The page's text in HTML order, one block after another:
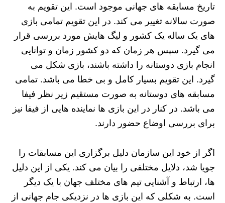
تاریخ مسابقه های جهانی موجود است. این تقویم به
صورت سالانه تغییر می کند. در این تقویم تمامی بازی
های یک ساله یک کشور و لیگ هایش مورد بررسی قرار
می گیرد. سپس هر زمان که دو کشور زمان و توانایی
انجام بازی دوستانه را داشته باشند، بازی شکل می
گیرد. این تقویم بسیار کامل و بی خطا می باشد. تمامی
مسابقه های دوستانه به صورت مستقیم زیر نظر فیفا
می باشد. در کنار در این بازی ها نماینده هایی از فیفا نیز
برای بررسی اوضاع حضور دارند.
اگر از خود این سازمان دلیل برگزاری این مسابقات را
جویا شد، دلایل مختلفی را بیان می کند. یکی از این دلیل
ها، ارتباط و آشنایی تیم های مختلف جهان با یک دیگر
است. به شکلی که این بازی ها در نزدیکی جام جهانی از